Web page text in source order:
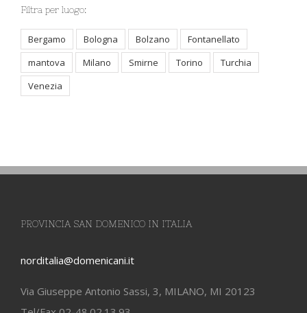
Filtra per luogo:
Bergamo Bologna Bolzano
Fontanellato
mantova
Milano Smirne Torino
Turchia
Venezia
PROVINCIA SAN DOMENICO IN ITALIA
norditalia@domenicani.it
Via Giuseppe Antonio Sassi, 3, MILANO, MI 20123